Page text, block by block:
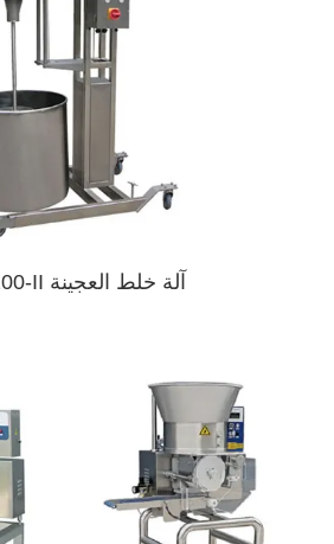
آلة خلط العجينة DJJ200-II